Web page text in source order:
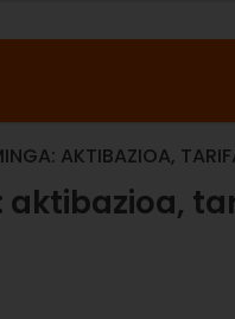
AKTIBAZIOA,